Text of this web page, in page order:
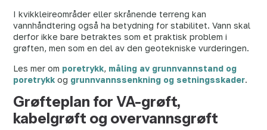
I kvikkleireområder eller skrånende terreng kan
vannhåndtering også ha betydning for stabilitet. Vann skal
derfor ikke bare betraktes som et praktisk problem i
grøften, men som en del av den geotekniske vurderingen.
Les mer om poretrykk, måling av grunnvannstand og
poretrykk og grunnvannssenkning og setningsskader.
Grøfteplan for VA-grøft,
kabelgrøft og overvannsgrøft